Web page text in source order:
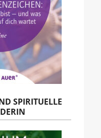
SPIRITUELLE